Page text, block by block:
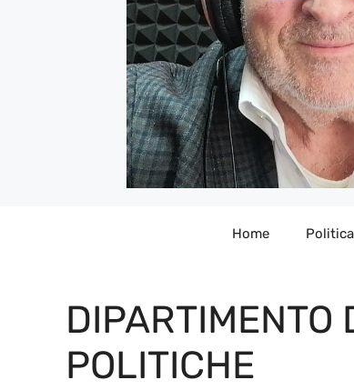
Home
DIPARTIMENTO
POLITICHE